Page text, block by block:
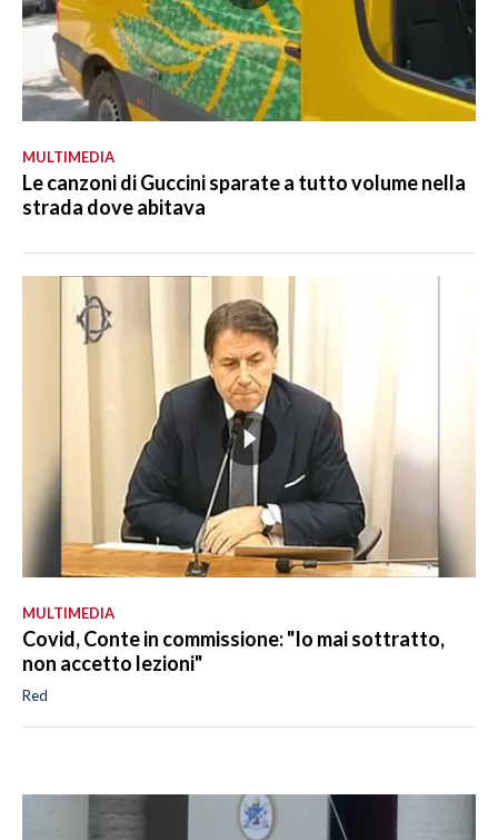
MULTIMEDIA
Le canzoni di Guccini sparate a tutto volume nella
strada dove abitava
MULTIMEDIA
Covid, Conte in commissione: "Io mai sottratto,
non accetto lezioni"
Red